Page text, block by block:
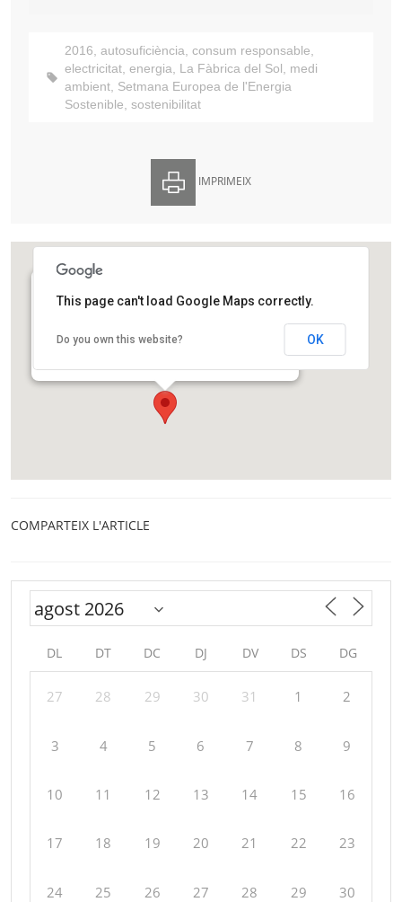
2016, autosuficiència, consum responsable,
electricitat, energia, La Fàbrica del Sol, medi
ambient, Setmana Europea de l'Energia
Sostenible, sostenibilitat
IMPRIMEIX
Carrer de Tenerife
This page can't load Google Maps correctly.
Do you own this website? OK
COMPARTEIX L'ARTICLE
DL DT DC DJ DV DS DG
27 28 29 30 31 1 2
3 4 5 6 7 8 9
10 11 12 13 14 15 16
17 18 19 20 21 22 23
24 25 26 27 28 29 30